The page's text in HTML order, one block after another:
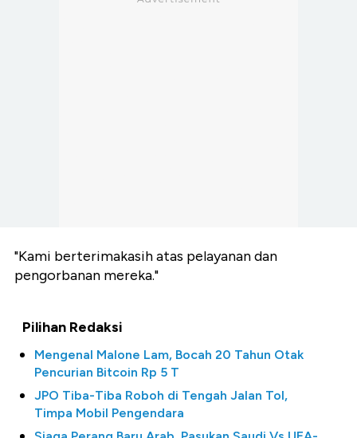
"Kami berterimakasih atas pelayanan dan
pengorbanan mereka."
Pilihan Redaksi
Mengenal Malone Lam, Bocah 20 Tahun Otak
Pencurian Bitcoin Rp 5 T
JPO Tiba-Tiba Roboh di Tengah Jalan Tol,
Timpa Mobil Pengendara